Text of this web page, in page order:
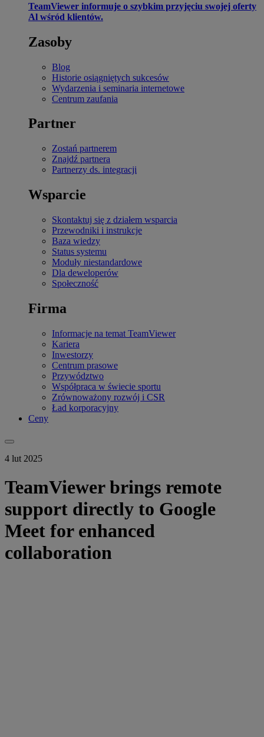
TeamViewer informuje o szybkim przyjęciu swojej oferty
Al wśród klientów.
Zasoby
Blog
Historie osiągniętych sukcesów
Wydarzenia i seminaria internetowe
Centrum zaufania
Partner
Zostań partnerem
Znajdź partnera
Partnerzy ds. integracji
Wsparcie
Skontaktuj się z działem wsparcia
Przewodniki i instrukcje
Baza wiedzy
Status systemu
Moduły niestandardowe
Dla deweloperów
Społeczność
Firma
Informacje na temat TeamViewer
Kariera
Inwestorzy
Centrum prasowe
Przywództwo
Współpraca w świecie sportu
Zrównoważony rozwój i CSR
Ład korporacyjny
Ceny
4 lut 2025
TeamViewer brings remote
support directly to Google
Meet for enhanced
collaboration